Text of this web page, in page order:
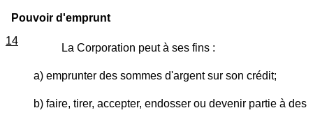
Pouvoir d'emprunt
14
La Corporation peut à ses fins :
a) emprunter des sommes d'argent sur son crédit;
b) faire, tirer, accepter, endosser ou devenir partie à des